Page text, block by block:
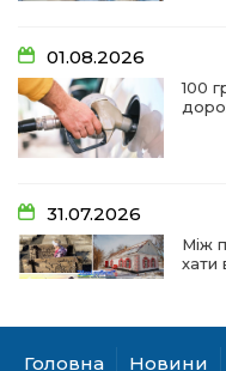
01.08.2026
100
31.07.2026
Між
хати
Головна Новини